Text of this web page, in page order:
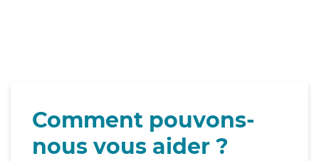
Comment pouvons-
nous vous aider ?